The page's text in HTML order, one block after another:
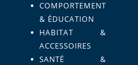
COMPORTEMENT
& ÉDUCATION
HABITAT &
ACCESSOIRES
SANTÉ &